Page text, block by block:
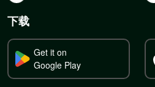
下载
Get it on
Google Play